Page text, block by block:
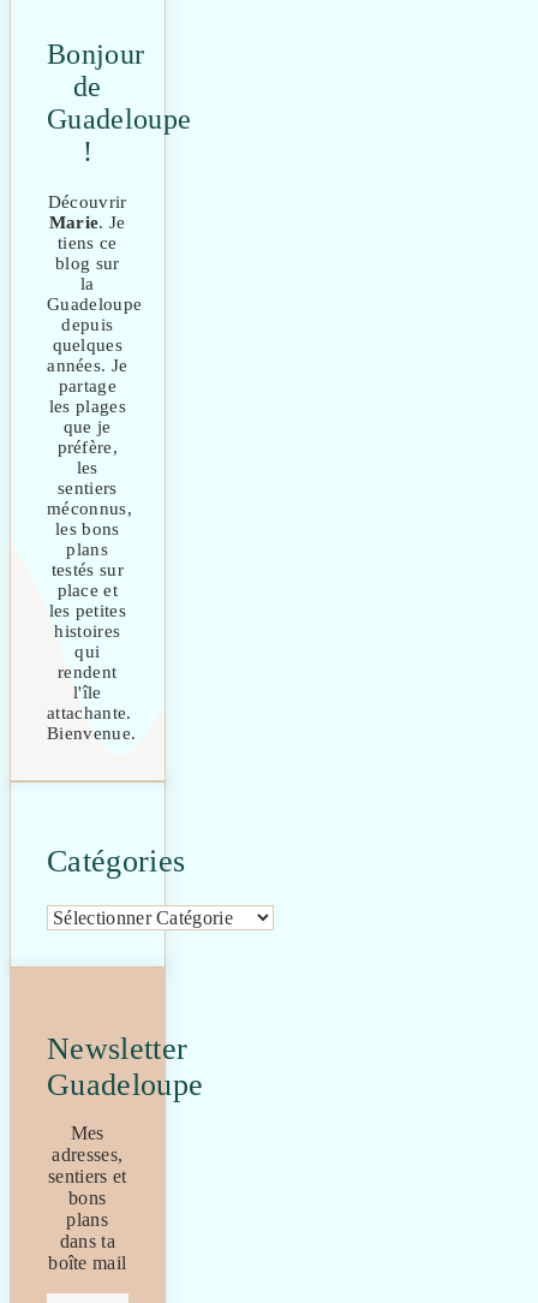
Bonjour
de
Guadeloupe
!
Découvrir
Marie. Je
tiens ce
blog sur
la
Guadeloupe
depuis
quelques
années. Je
partage
les plages
que je
préfère,
les
sentiers
méconnus,
les bons
plans
testés sur
place et
les petites
histoires
qui
rendent
l'île
attachante.
Bienvenue.
Catégories
Catégories
Newsletter
Guadeloupe
Mes
adresses,
sentiers et
bons
plans
dans ta
boîte mail